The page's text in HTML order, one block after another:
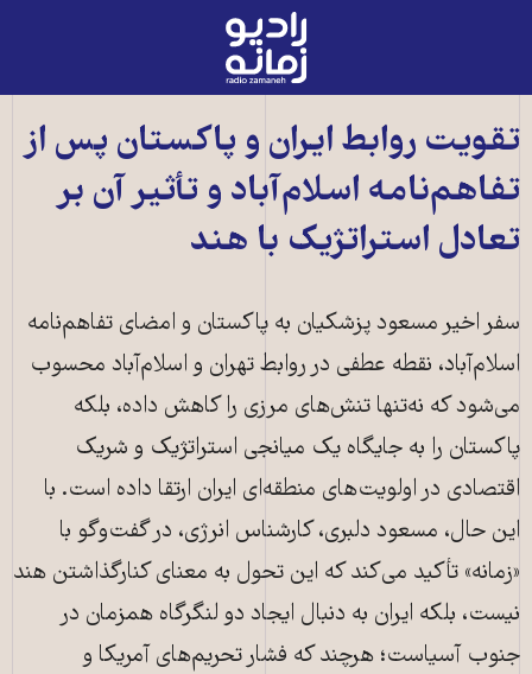
رادیو
زمانه
صفحه
اصلی
تقویت روابط ایران و پاکستان پس از
تفاهم‌نامه اسلام‌آباد و تأثیر آن بر
تعادل استراتژیک با هند
سفر اخیر مسعود پزشکیان به پاکستان و امضای تفاهم‌نامه
اسلام‌آباد، نقطه عطفی در روابط تهران و اسلام‌آباد محسوب
می‌شود که نه‌تنها تنش‌های مرزی را کاهش داده، بلکه
پاکستان را به جایگاه یک میانجی استراتژیک و شریک
اقتصادی در اولویت‌های منطقه‌ای ایران ارتقا داده است. با
این حال، مسعود دلبری، کارشناس انرژی، در گفت‌وگو با
«زمانه» تأکید می‌کند که این تحول به معنای کنارگذاشتن هند
نیست، بلکه ایران به دنبال ایجاد دو لنگرگاه همزمان در
جنوب آسیاست؛ هرچند که فشار تحریم‌های آمریکا و